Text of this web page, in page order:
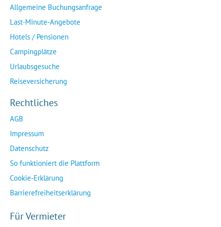
Allgemeine Buchungsanfrage
Last-Minute-Angebote
Hotels / Pensionen
Campingplätze
Urlaubsgesuche
Reiseversicherung
Rechtliches
AGB
Impressum
Datenschutz
So funktioniert die Plattform
Cookie-Erklärung
Barrierefreiheitserklärung
Für Vermieter